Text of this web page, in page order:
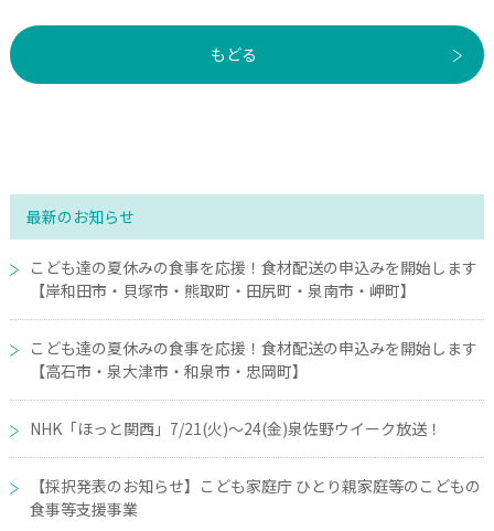
もどる
最新のお知らせ
こども達の夏休みの食事を応援！食材配送の申込みを開始します
【岸和田市・貝塚市・熊取町・田尻町・泉南市・岬町】
こども達の夏休みの食事を応援！食材配送の申込みを開始します
【高石市・泉大津市・和泉市・忠岡町】
NHK「ほっと関西」7/21(火)～24(金)泉佐野ウイーク放送！
【採択発表のお知らせ】こども家庭庁 ひとり親家庭等のこどもの
食事等支援事業